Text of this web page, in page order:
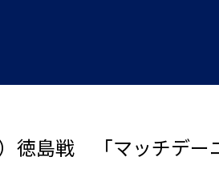
徳島戦 「マッチデー